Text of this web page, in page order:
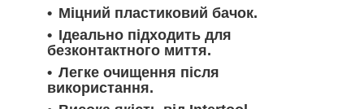
Міцний пластиковий бачок.
Ідеально підходить для
безконтактного миття.
Легке очищення після
використання.